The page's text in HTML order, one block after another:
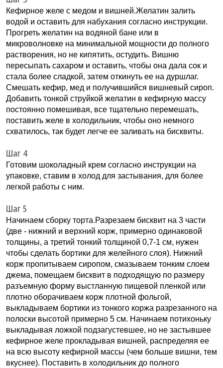
Кефирное желе с медом и вишней.Желатин залить
водой и оставить для набухания согласно инструкции.
Прогреть желатин на водяной бане или в
микроволновке на минимальной мощности до полного
растворения, но не кипятить, остудить. Вишню
пересыпать сахаром и оставить, чтобы она дала сок и
стала более сладкой, затем откинуть ее на дуршлаг.
Смешать кефир, мед и получившийся вишневый сироп.
Добавить тонкой струйкой желатин в кефирную массу
постоянно помешивая, все тщательно перемешать,
поставить желе в холодильник, чтобы оно немного
схватилось, так будет легче ее заливать на бисквиты.
Шаг 4
Готовим шоколадный крем согласно инструкции на
упаковке, ставим в холод для застывания, для более
легкой работы с ним.
Шаг 5
Начинаем сборку торта.Разрезаем бисквит на 3 части
(две - нижний и верхний корж, примерно одинаковой
толщины, а третий тонкий толщиной 0,7-1 см, нужен
чтобы сделать бортики для желейного слоя). Нижний
корж пропитываем сиропом, смазываем тонким слоем
джема, помещаем бисквит в подходящую по размеру
разъемную форму выстланную пищевой пленкой или
плотно оборачиваем корж плотной фольгой,
выкладываем бортики из тонкого коржа разрезанного на
полоски высотой примерно 5 см. Начинаем потихоньку
выкладывая ложкой подзагустевшее, но не застывшее
кефирное желе прокладывая вишней, распределяя ее
на всю высоту кефирной массы (чем больше вишни, тем
вкуснее). Поставить в холодильник до полного